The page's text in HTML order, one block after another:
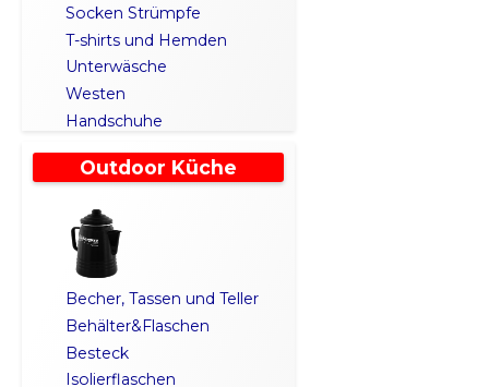
Socken Strümpfe
T-shirts und Hemden
Unterwäsche
Westen
Handschuhe
Outdoor Küche
Becher, Tassen und Teller
Behälter&Flaschen
Besteck
Isolierflaschen